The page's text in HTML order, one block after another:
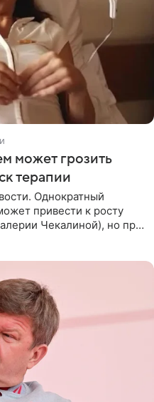
может грозить
терапии
Однократный
привести к росту
Чекалиной), но при